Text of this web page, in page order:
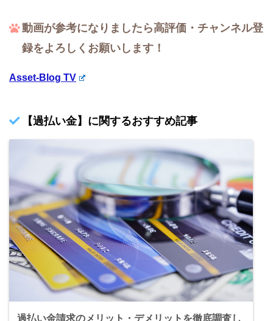
動画が参考になりましたら高評価・チャンネル登
録をよろしくお願いします！
Asset-Blog TV
【過払い金】に関するおすすめ記事
過払い金請求のメリット・デメリットを徹底調査し